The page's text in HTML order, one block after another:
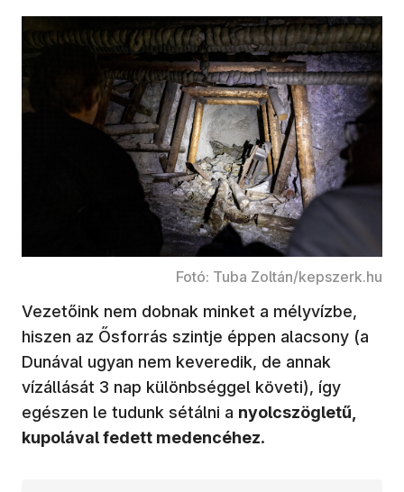
Fotó: Tuba Zoltán/kepszerk.hu
Vezetőink nem dobnak minket a mélyvízbe,
hiszen az Ősforrás szintje éppen alacsony (a
Dunával ugyan nem keveredik, de annak
vízállását 3 nap különbséggel követi), így
egészen le tudunk sétálni a nyolcszögletű,
kupolával fedett medencéhez.